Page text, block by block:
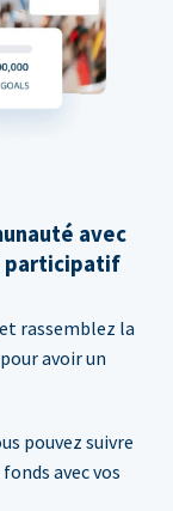
avec
participatif
et rassemblez la
avoir un
pouvez suivre
avec vos